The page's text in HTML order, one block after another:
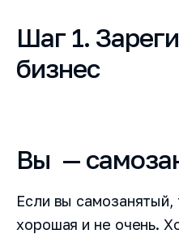
Шаг 1.
бизнес
Вы —
Если вы самозанятый,
хорошая и не очень.